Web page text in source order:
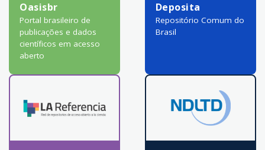
Oasisbr
Portal brasileiro de
publicações e dados
científicos em acesso
aberto
Deposita
Repositório Comum do
Brasil